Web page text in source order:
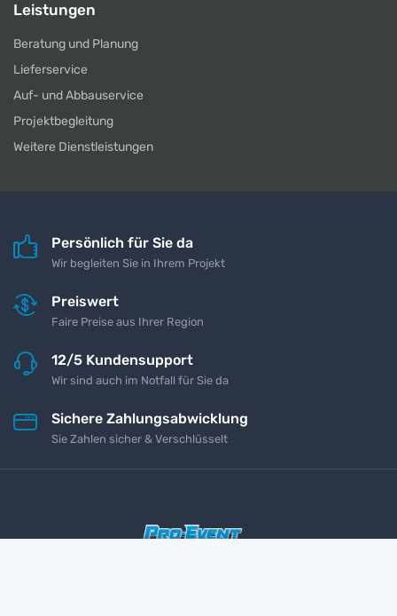
Leistungen
Beratung und Planung
Lieferservice
Auf- und Abbauservice
Projektbegleitung
Weitere Dienstleistungen
Persönlich für Sie da
Wir begleiten Sie in Ihrem Projekt
Preiswert
Faire Preise aus Ihrer Region
12/5 Kundensupport
Wir sind auch im Notfall für Sie da
Sichere Zahlungsabwicklung
Sie Zahlen sicher & Verschlüsselt